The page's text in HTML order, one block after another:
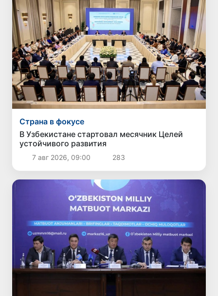
Страна в фокусе
В Узбекистане стартовал месячник Целей
устойчивого развития
7 авг 2026, 09:00 283